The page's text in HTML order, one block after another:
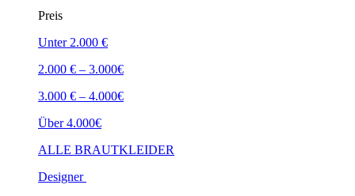
Preis
Unter 2.000 €
2.000 € – 3.000€
3.000 € – 4.000€
Über 4.000€
ALLE BRAUTKLEIDER
Designer